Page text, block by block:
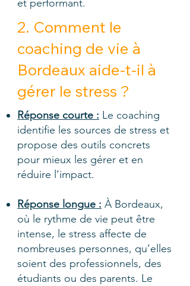
et performant.
2. Comment le
coaching de vie à
Bordeaux aide-t-il à
gérer le stress ?
Réponse courte : Le coaching
identifie les sources de stress et
propose des outils concrets
pour mieux les gérer et en
réduire l’impact.
Réponse longue : À Bordeaux,
où le rythme de vie peut être
intense, le stress affecte de
nombreuses personnes, qu’elles
soient des professionnels, des
étudiants ou des parents. Le